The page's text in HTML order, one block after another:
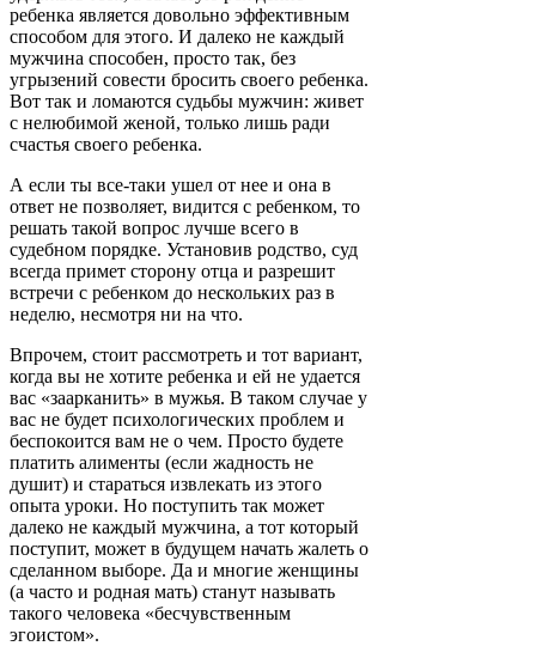
ребенка является довольно эффективным
способом для этого. И далеко не каждый
мужчина способен, просто так, без
угрызений совести бросить своего ребенка.
Вот так и ломаются судьбы мужчин: живет
с нелюбимой женой, только лишь ради
счастья своего ребенка.
А если ты все-таки ушел от нее и она в
ответ не позволяет, видится с ребенком, то
решать такой вопрос лучше всего в
судебном порядке. Установив родство, суд
всегда примет сторону отца и разрешит
встречи с ребенком до нескольких раз в
неделю, несмотря ни на что.
Впрочем, стоит рассмотреть и тот вариант,
когда вы не хотите ребенка и ей не удается
вас «заарканить» в мужья. В таком случае у
вас не будет психологических проблем и
беспокоится вам не о чем. Просто будете
платить алименты (если жадность не
душит) и стараться извлекать из этого
опыта уроки. Но поступить так может
далеко не каждый мужчина, а тот который
поступит, может в будущем начать жалеть о
сделанном выборе. Да и многие женщины
(а часто и родная мать) станут называть
такого человека «бесчувственным
эгоистом».